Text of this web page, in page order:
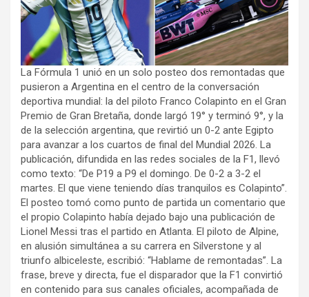
La Fórmula 1 unió en un solo posteo dos remontadas que
pusieron a Argentina en el centro de la conversación
deportiva mundial: la del piloto Franco Colapinto en el Gran
Premio de Gran Bretaña, donde largó 19° y terminó 9°, y la
de la selección argentina, que revirtió un 0-2 ante Egipto
para avanzar a los cuartos de final del Mundial 2026. La
publicación, difundida en las redes sociales de la F1, llevó
como texto: “De P19 a P9 el domingo. De 0-2 a 3-2 el
martes. El que viene teniendo días tranquilos es Colapinto”.
El posteo tomó como punto de partida un comentario que
el propio Colapinto había dejado bajo una publicación de
Lionel Messi tras el partido en Atlanta. El piloto de Alpine,
en alusión simultánea a su carrera en Silverstone y al
triunfo albiceleste, escribió: “Hablame de remontadas”. La
frase, breve y directa, fue el disparador que la F1 convirtió
en contenido para sus canales oficiales, acompañada de